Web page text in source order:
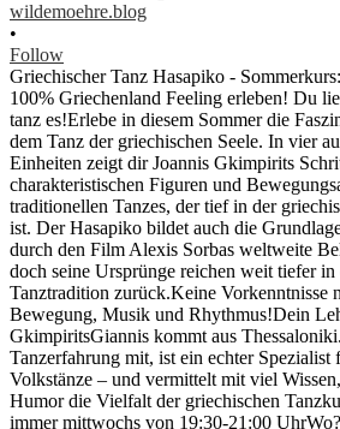
wildemoehre.blog
•
Follow
Griechischer Tanz Hasapiko -
100% Griechenland Feeling erleben! Du
tanz es!Erlebe in diesem Sommer die
dem Tanz der griechischen Seele. In vier
Einheiten zeigt dir Joannis Gkimpirits
charakteristischen Figuren und
traditionellen Tanzes, der tief in der
ist. Der Hasapiko bildet auch die
durch den Film Alexis Sorbas weltweite
doch seine Ursprünge reichen weit tiefer in
Tanztradition zurück.Keine Vorkenntnisse
Bewegung, Musik und Rhythmus!Dein
GkimpiritsGiannis kommt aus
Tanzerfahrung mit, ist ein echter Spezialist
Volkstänze – und vermittelt mit viel
Humor die Vielfalt der griechischen
immer mittwochs von 19:30-21:00